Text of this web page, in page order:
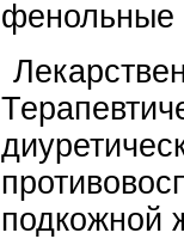
фенольные
подкожной